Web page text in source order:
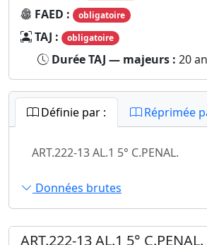
FAED : obligatoire
TAJ : obligatoire
Durée TAJ — majeurs : 20
Définie par : Réprimée
ART.222-13 AL.1 5° C.PENAL.
Données brutes
ART.222-13 AL.1 5° C.PENAL.